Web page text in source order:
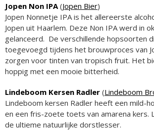
Jopen Non IPA (Jopen Bier)
Jopen Nonnetje IPA is het allereerste
Jopen uit Haarlem. Deze Non IPA werd in
gelanceerd. De verschillende hopsoorten
toegevoegd tijdens het brouwproces van
zorgen voor tinten van tropisch fruit. Het
hoppig met een mooie bitterheid.
Lindeboom Kersen Radler (Lindeboom
Lindeboom kersen Radler heeft een mild-
en een fris-zoete toets van amarena kers.
de ultieme natuurlijke dorstlesser.